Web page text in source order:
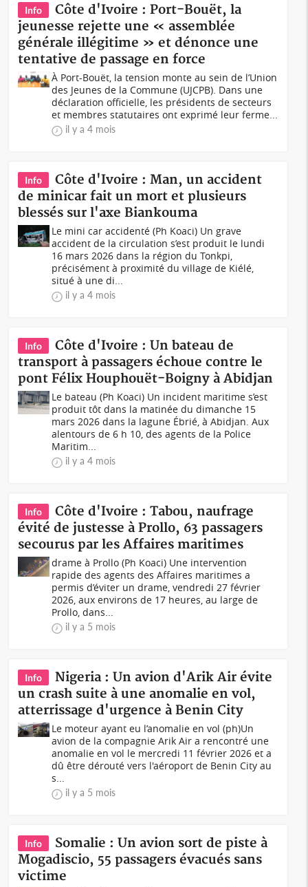
Info
Côte d'Ivoire : Port-Bouët, la
jeunesse rejette une « assemblée
générale illégitime » et dénonce une
tentative de passage en force
À Port-Bouët, la tension monte au sein de l’Union
des Jeunes de la Commune (UJCPB). Dans une
déclaration officielle, les présidents de secteurs
et membres statutaires ont exprimé leur ferme...
il y a 4 mois
Info
Côte d'Ivoire : Man, un accident
de minicar fait un mort et plusieurs
blessés sur l'axe Biankouma
Le mini car accidenté (Ph Koaci) Un grave
accident de la circulation s’est produit le lundi
16 mars 2026 dans la région du Tonkpi,
précisément à proximité du village de Kiélé,
situé à une di...
il y a 4 mois
Info
Côte d'Ivoire : Un bateau de
transport à passagers échoue contre le
pont Félix Houphouët-Boigny à Abidjan
Le bateau (Ph Koaci) Un incident maritime s’est
produit tôt dans la matinée du dimanche 15
mars 2026 dans la lagune Ébrié, à Abidjan. Aux
alentours de 6 h 10, des agents de la Police
Maritim...
il y a 4 mois
Info
Côte d'Ivoire : Tabou, naufrage
évité de justesse à Prollo, 63 passagers
secourus par les Affaires maritimes
drame à Prollo (Ph Koaci) Une intervention
rapide des agents des Affaires maritimes a
permis d’éviter un drame, vendredi 27 février
2026, aux environs de 17 heures, au large de
Prollo, dans...
il y a 5 mois
Info
Nigeria : Un avion d'Arik Air évite
un crash suite à une anomalie en vol,
atterrissage d'urgence à Benin City
Le moteur ayant eu l’anomalie en vol (ph)Un
avion de la compagnie Arik Air a rencontré une
anomalie en vol le mercredi 11 février 2026 et a
dû être dérouté vers l'aéroport de Benin City au
s...
il y a 5 mois
Info
Somalie : Un avion sort de piste à
Mogadiscio, 55 passagers évacués sans
victime